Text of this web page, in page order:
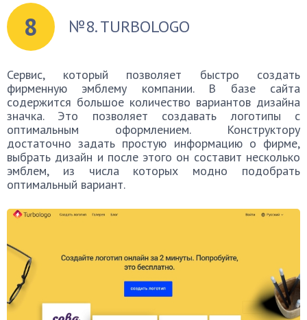
8 №8. TURBOLOGO
Сервис, который позволяет быстро создать
фирменную эмблему компании. В базе сайта
содержится большое количество вариантов дизайна
значка. Это позволяет создавать логотипы с
оптимальным оформлением. Конструктору
достаточно задать простую информацию о фирме,
выбрать дизайн и после этого он составит несколько
эмблем, из числа которых модно подобрать
оптимальный вариант.